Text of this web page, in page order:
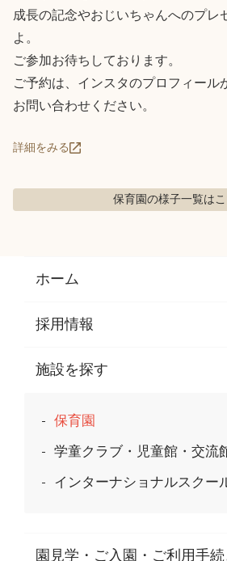
成長の記念やおじいちゃんへのプレ
よ。
ご参加お待ちしております。
ご予約は、インスタのプロフィール
お問い合わせください。
詳細をみる
保育園の様子一覧は
ホーム
採用情報
施設を探す
保育園
学童クラブ・児童館・交流
インターナショナルスクー
園見学・ご入園・ご利用手続